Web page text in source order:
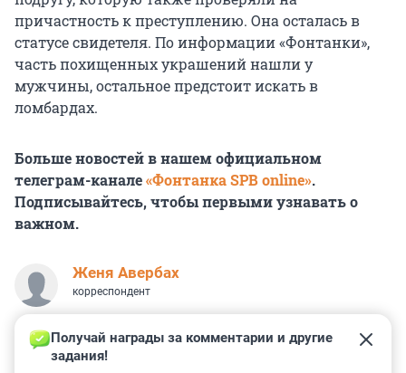
причастность к преступлению. Она осталась в
статусе свидетеля. По информации «Фонтанки»,
часть похищенных украшений нашли у
мужчины, остальное предстоит искать в
ломбардах.
Больше новостей в нашем официальном
телеграм-канале«Фонтанка SPB online».
Подписывайтесь, чтобы первыми узнавать о
важном.
Женя Авербах
корреспондент
Получай награды за комментарии и другие
задания!